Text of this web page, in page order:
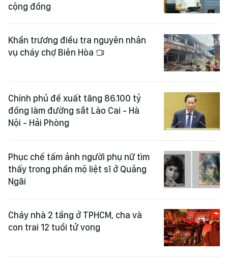
cộng đồng
Khẩn trương điều tra nguyên nhân
vụ cháy chợ Biên Hòa
Chính phủ đề xuất tăng 86.100 tỷ
đồng làm đường sắt Lào Cai - Hà
Nội - Hải Phòng
Phục chế tấm ảnh người phụ nữ tìm
thấy trong phần mộ liệt sĩ ở Quảng
Ngãi
Cháy nhà 2 tầng ở TPHCM, cha và
con trai 12 tuổi tử vong